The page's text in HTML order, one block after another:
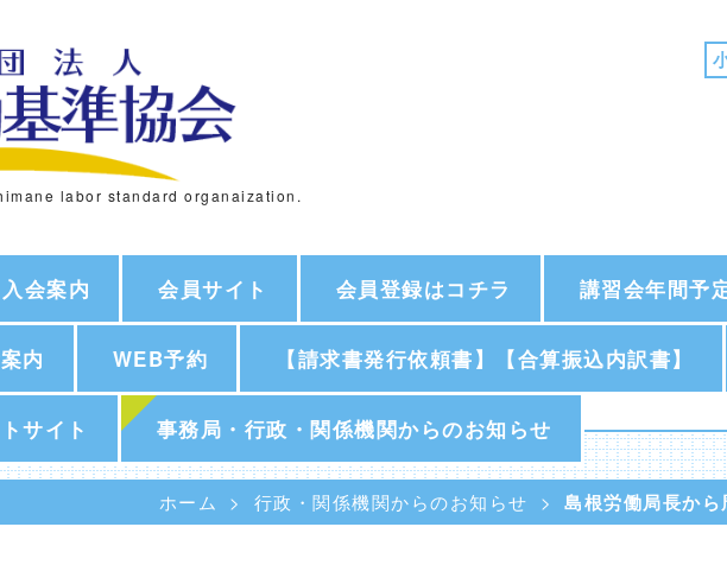
labor standard organaization.
会案内 会員サイト 会員登録はコチラ 講習会年間予
内 WEB予約 【請求書発行依頼書】【合算振込内訳書】
サイト 事務局・行政・関係機関からのお知らせ
ホーム 行政・関係機関からのお知らせ 島根労働局長から